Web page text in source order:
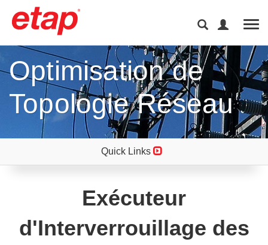
Optimisation de
Topologie Réseau
Quick Links
Exécuteur
d'Interverrouillage des